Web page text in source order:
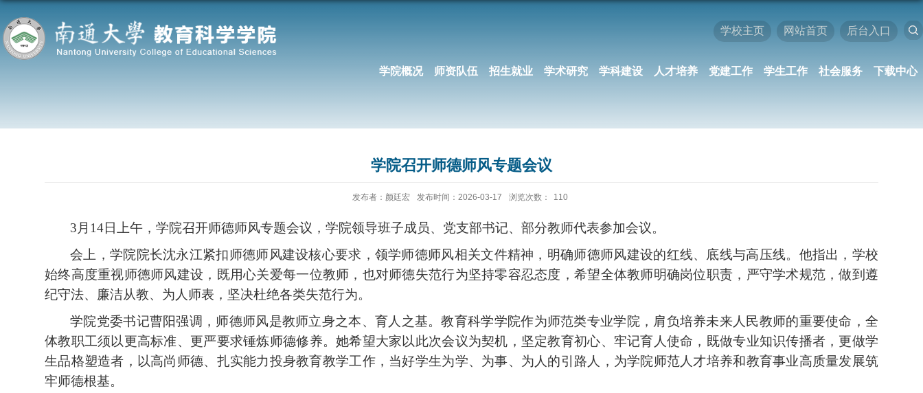
学校主页 网站首页 后台入口
学院概况 师资队伍 招生就业 学术研究 学科建设 人才培养 党建工作 学生工作 社会服务 下载中心
学院召开师德师风专题会议
发布者：颜廷宏 发布时间：2026-03-17 浏览次数： 110
3月14日上午， 学院召开师德师风专题会议，学院领导班子成员、党支部书记、部分教师代表参加会议。
会上，学院院长沈永江紧扣师德师风建设核心要求，领学师德师风相关文件精神， 明确师德师风建设的红线、底线与高压线。 他指出， 学校
始终高度重视师德师风建设，既用心关爱每一位教师，也对师德失范行为坚持零容忍态度， 希望全体教师明确岗位职责，严守学术规范，做到遵
纪守法、廉洁从教、为人师表，坚决杜绝各类失范行为。
学院党委书记曹阳强调，师德师风是教师立身之本、育人之基。教育科学学院作为师范类专业学院，肩负培养未来人民教师的重要使命，全
体教职工须以更高标准、 更严要求锤炼师德修养。她希望大家以此次会议为契机，坚定教育初心、牢记育人使命，既做专业知识传播者，更做学
生品格塑造者，以高尚师德、扎实能力投身教育教学工作，当好学生为学、为事、为人的引路人，为学院师范人才培养和教育事业高质量发展筑
牢师德根基。